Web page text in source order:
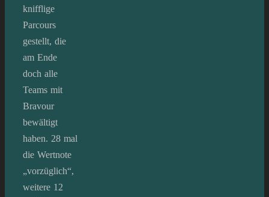
knifflige
Parcours
gestellt, die
am Ende
doch alle
Teams mit
Bravour
bewältigt
haben. 28 mal
die Wertnote
„vorzüglich“,
weitere 12